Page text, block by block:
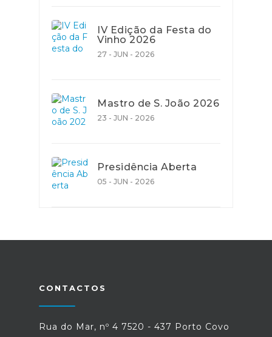
IV Edição da Festa do
Vinho 2026
27 - JUN - 2026
Mastro de S. João 2026
23 - JUN - 2026
Presidência Aberta
05 - JUN - 2026
CONTACTOS
Rua do Mar, nº 4 7520 - 437 Porto Covo